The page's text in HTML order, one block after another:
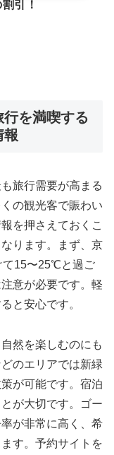
引！
を満喫する
報
旅行需要が高まる
の観光客で賑わい
を押さえておくこ
ります。まず、京
て15〜25℃と過ご
意が必要です。軽
と安心です。
然を楽しむのにも
のエリアでは新緑
が可能です。宿泊
が大切です。ゴー
が非常に高く、希
す。予約サイトを